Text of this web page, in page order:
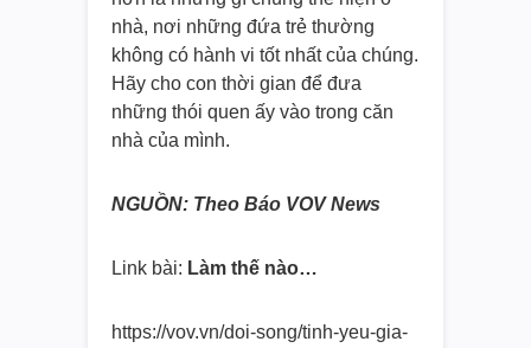
nhà, nơi những đứa trẻ thường
không có hành vi tốt nhất của chúng.
Hãy cho con thời gian để đưa
những thói quen ấy vào trong căn
nhà của mình.
NGUỒN: Theo Báo VOV News
Link bài: Làm thế nào…
https://vov.vn/doi-song/tinh-yeu-gia-